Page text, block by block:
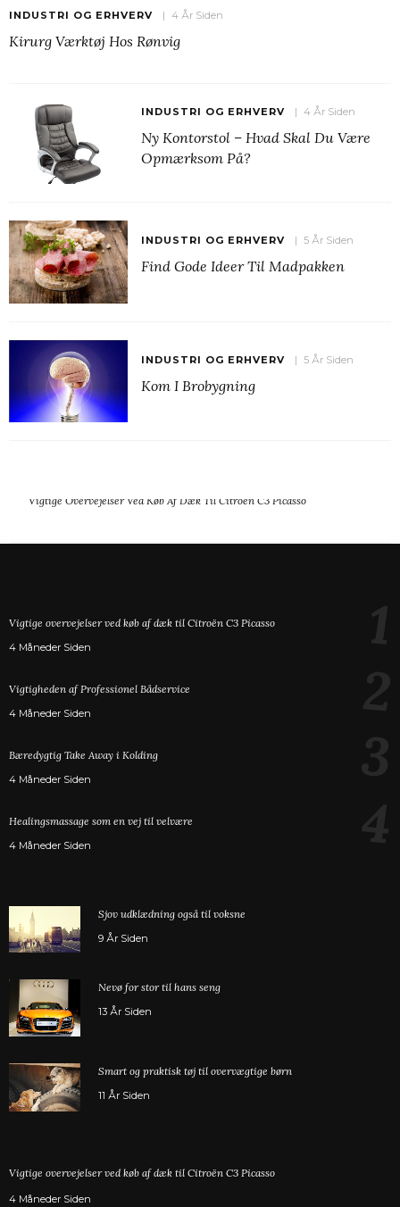
INDUSTRI OG ERHVERV 4 År Siden
Kirurg Værktøj Hos Rønvig
INDUSTRI OG ERHVERV 4 År Siden
Ny Kontorstol – Hvad Skal Du Være
Opmærksom På?
INDUSTRI OG ERHVERV 5 År Siden
Find Gode Ideer Til Madpakken
INDUSTRI OG ERHVERV 5 År Siden
Kom I Brobygning
Vigtige Overvejelser Ved Køb Af Dæk Til Citroën C3 Picasso
Vigtige overvejelser ved køb af dæk til Citroën C3 Picasso
4 Måneder Siden
Vigtigheden af Professionel Bådservice
4 Måneder Siden
Bæredygtig Take Away i Kolding
4 Måneder Siden
Healingsmassage som en vej til velvære
4 Måneder Siden
Sjov udklædning også til voksne
9 År Siden
Nevø for stor til hans seng
13 År Siden
Smart og praktisk tøj til overvægtige børn
11 År Siden
Vigtige overvejelser ved køb af dæk til Citroën C3 Picasso
4 Måneder Siden